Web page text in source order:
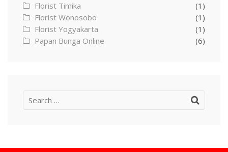
Florist Timika
(1)
Florist Wonosobo
(1)
Florist Yogyakarta
(1)
Papan Bunga Online
(6)
Search